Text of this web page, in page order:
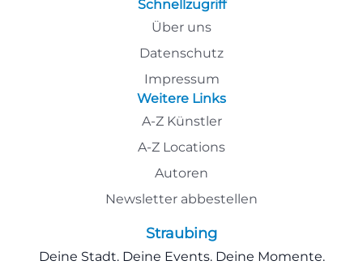
Schnellzugriff
Über uns
Datenschutz
Impressum
Weitere Links
A-Z Künstler
A-Z Locations
Autoren
Newsletter abbestellen
Straubing
Deine Stadt. Deine Events. Deine Momente.